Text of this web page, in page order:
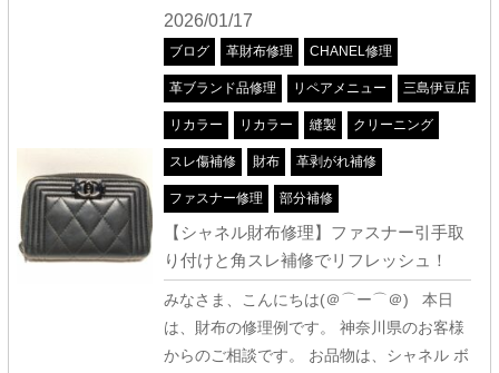
2026/01/17
ブログ 革財布修理 CHANEL修理
革ブランド品修理 リペアメニュー 三島伊豆店
リカラー リカラー 縫製 クリーニング
スレ傷補修 財布 革剥がれ補修
ファスナー修理 部分補修
【シャネル財布修理】ファスナー引手取
り付けと角スレ補修でリフレッシュ！
みなさま、こんにちは(＠⌒ー⌒＠) 本日
は、財布の修理例です。 神奈川県のお客様
からのご相談です。 お品物は、シャネル ボ